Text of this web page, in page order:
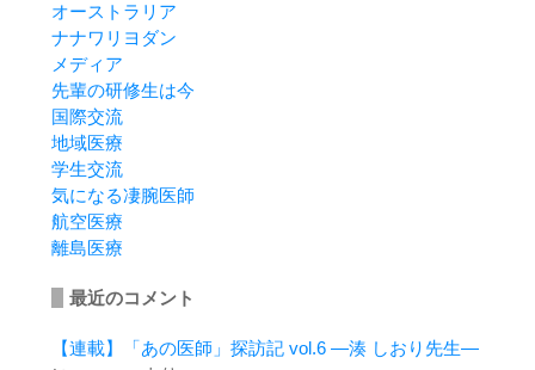
オーストラリア
ナナワリヨダン
メディア
先輩の研修生は今
国際交流
地域医療
学生交流
気になる凄腕医師
航空医療
離島医療
最近のコメント
【連載】「あの医師」探訪記 vol.6 ―湊 しおり先生―